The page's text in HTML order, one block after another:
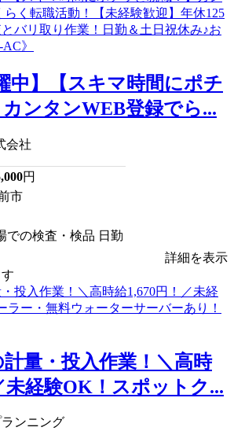
中】【スキマ時間にポチ
ンタンWEB登録でら...
会社
円
市
での検査・検品 日勤
詳細を表示
量・投入作業！＼高時
未経験OK！スポットク...
ンニング